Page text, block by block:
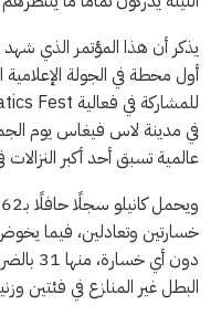
يذكر أن هذا المؤتمر الذي
أول محطة في الجولة
في مدينة لاس فيغاس يوم
عالمية تسبق أحد أكبر النزالات
دون أي
البطل غير المنازع في فئتين